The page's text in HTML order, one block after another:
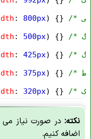
: 800px) {}
: 500px) {}
: 425px) {}
: 375px) {}
: 320px) {}
نکته: در صورت نیاز می
اضافه کنیم.